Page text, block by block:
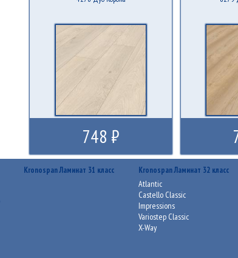
748 ₽
Kronospan Ламинат 31 класс Kronospan Ламинат 32 класс
Atlantic
Castello Classic
Impressions
Variostep Classic
X-Way